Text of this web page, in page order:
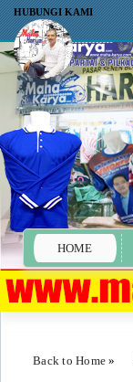
HOME
HUBUNGI KAMI
Back to Home »